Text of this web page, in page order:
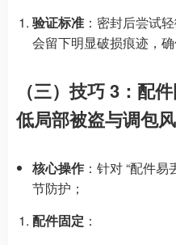
验证标准 ：密封后尝试
会留下明显破损痕迹，确
（三）技巧 3：配
低局部被盗与调包
核心操作 ：针对 “配件
节防护；
配件固定 ：